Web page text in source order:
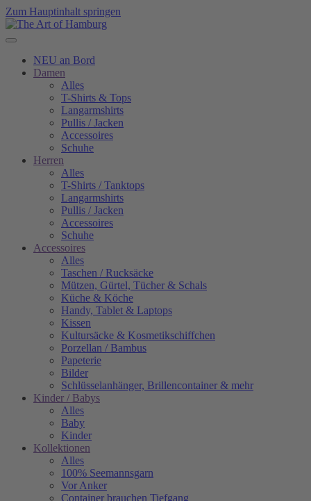
Zum Hauptinhalt springen
NEU an Bord
Damen
Alles
T-Shirts & Tops
Langarmshirts
Pullis / Jacken
Accessoires
Schuhe
Herren
Alles
T-Shirts / Tanktops
Langarmshirts
Pullis / Jacken
Accessoires
Schuhe
Accessoires
Alles
Taschen / Rucksäcke
Mützen, Gürtel, Tücher & Schals
Küche & Köche
Handy, Tablet & Laptops
Kissen
Kultursäcke & Kosmetikschiffchen
Porzellan / Bambus
Papeterie
Bilder
Schlüsselanhänger, Brillencontainer & mehr
Kinder / Babys
Alles
Baby
Kinder
Kollektionen
Alles
100% Seemannsgarn
Vor Anker
Container brauchen Tiefgang